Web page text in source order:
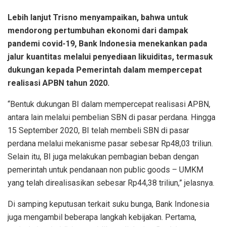
Lebih lanjut Trisno menyampaikan, bahwa untuk
mendorong pertumbuhan ekonomi dari dampak
pandemi covid-19, Bank Indonesia menekankan pada
jalur kuantitas melalui penyediaan likuiditas, termasuk
dukungan kepada Pemerintah dalam mempercepat
realisasi APBN tahun 2020.
“Bentuk dukungan BI dalam mempercepat realisasi APBN,
antara lain melalui pembelian SBN di pasar perdana. Hingga
15 September 2020, BI telah membeli SBN di pasar
perdana melalui mekanisme pasar sebesar Rp48,03 triliun.
Selain itu, BI juga melakukan pembagian beban dengan
pemerintah untuk pendanaan non public goods – UMKM
yang telah direalisasikan sebesar Rp44,38 triliun,” jelasnya.
Di samping keputusan terkait suku bunga, Bank Indonesia
juga mengambil beberapa langkah kebijakan. Pertama,